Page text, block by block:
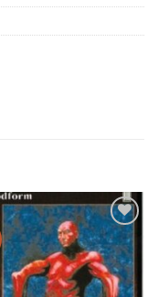
Add to
wishlist